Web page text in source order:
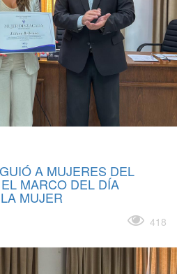
A MUJERES DEL
MARCO DEL DÍA
MUJER
418